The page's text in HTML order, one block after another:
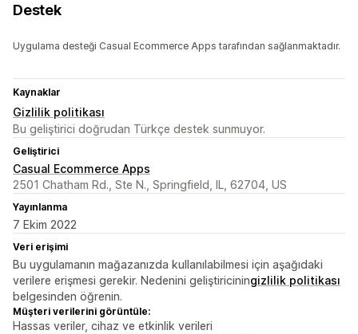
Destek
Uygulama desteği Casual Ecommerce Apps tarafından sağlanmaktadır.
Kaynaklar
Gizlilik politikası
Bu geliştirici doğrudan Türkçe destek sunmuyor.
Geliştirici
Casual Ecommerce Apps
2501 Chatham Rd., Ste N., Springfield, IL, 62704, US
Yayınlanma
7 Ekim 2022
Veri erişimi
Bu uygulamanın mağazanızda kullanılabilmesi için aşağıdaki
verilere erişmesi gerekir. Nedenini geliştiriciningizlilik politikası
belgesinden öğrenin.
Müşteri verilerini görüntüle:
Hassas veriler, cihaz ve etkinlik verileri